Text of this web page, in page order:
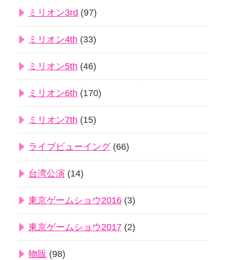
ミリオン3rd (97)
ミリオン4th (33)
ミリオン5th (46)
ミリオン6th (170)
ミリオン7th (15)
ライブビューイング(66)
台湾公演 (14)
東京ゲームショウ2016 (3)
東京ゲームショウ2017 (2)
物販 (98)